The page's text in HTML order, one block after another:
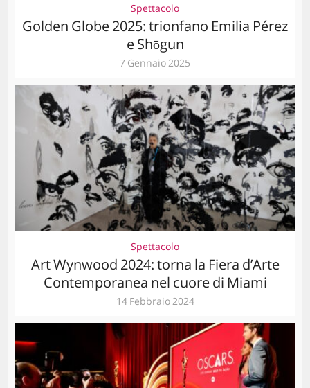
Spettacolo
Golden Globe 2025: trionfano Emilia Pérez
e Shōgun
7 Gennaio 2025
Spettacolo
Art Wynwood 2024: torna la Fiera d’Arte
Contemporanea nel cuore di Miami
14 Febbraio 2024